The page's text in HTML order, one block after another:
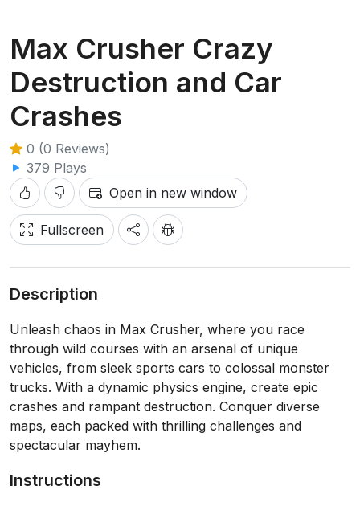
Max Crusher Crazy
Destruction and Car
Crashes
0 (0 Reviews)
379 Plays
Open in new window
Fullscreen
Description
Unleash chaos in Max Crusher, where you race
through wild courses with an arsenal of unique
vehicles, from sleek sports cars to colossal monster
trucks. With a dynamic physics engine, create epic
crashes and rampant destruction. Conquer diverse
maps, each packed with thrilling challenges and
spectacular mayhem.
Instructions